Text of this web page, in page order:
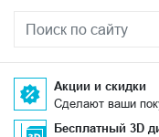
Акции и скидки
Сделают ваши
Бесплатный 3D